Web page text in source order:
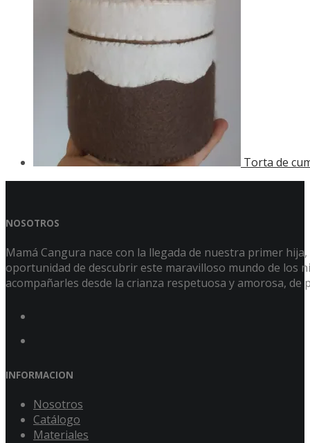
Torta de
NOSOTROS
Mamá Cangura nace con la llegada de nuestra primer
oportunidad de descubrir este maravilloso mundo de los
acompañarles desde la crianza respetuosa y amorosa, de
INFORMACION
Nosotros
Catálogo
Materiales